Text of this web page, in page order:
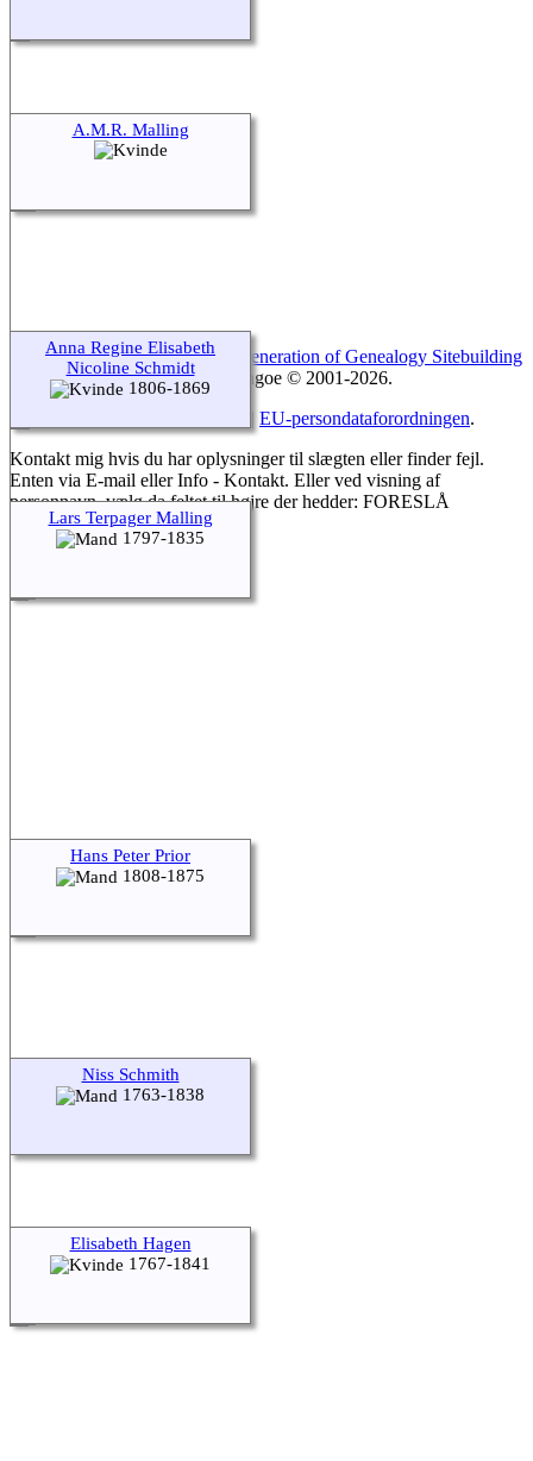
A.M.R. Malling
Anna Regine Elisabeth
Nicoline Schmidt
1806-1869
Lars Terpager Malling
1797-1835
Hans Peter Prior
1808-1875
Niss Schmith
1763-1838
Elisabeth Hagen
1767-1841
Webstedet drives afThe Next Generation of Genealogy Sitebuilding
v. 15.0.4, forfattet af Darrin Lythgoe © 2001-2026.
EU-persondataforordningen.
Kontakt mig hvis du har oplysninger til slægten eller finder fejl.
Enten via E-mail eller Info - Kontakt. Eller ved visning af
personnavn, vælg da feltet til højre der hedder: FORESLÅ
Skift til standardvisning